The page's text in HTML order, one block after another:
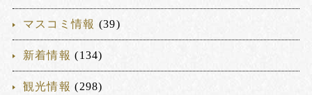
マスコミ情報 (39)
新着情報 (134)
観光情報 (298)